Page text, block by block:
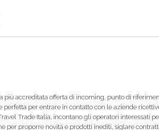
accreditata offerta di incoming, punto di
perfetta per entrare in contatto con le aziende
Trade Italia, incontano gli operatori interessati
per proporre novità e prodotti inediti, siglare